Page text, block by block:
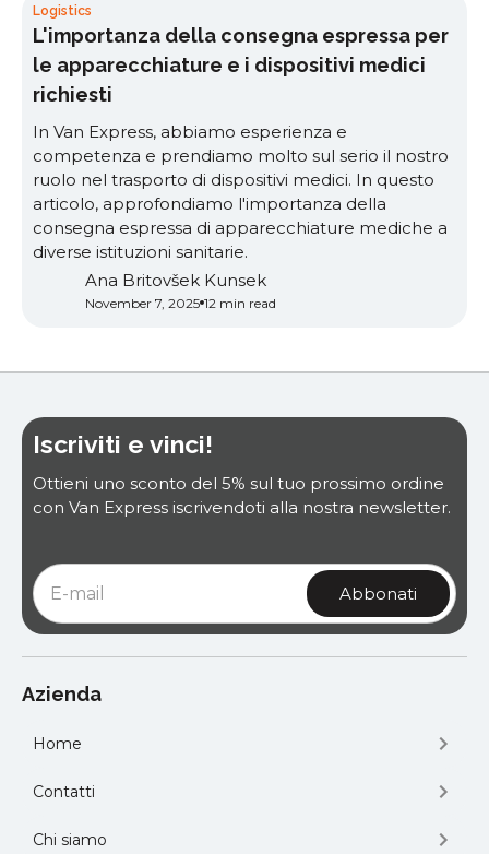
Logistics
L'importanza della consegna espressa per
le apparecchiature e i dispositivi medici
richiesti
In Van Express, abbiamo esperienza e
competenza e prendiamo molto sul serio il nostro
ruolo nel trasporto di dispositivi medici. In questo
articolo, approfondiamo l'importanza della
consegna espressa di apparecchiature mediche a
diverse istituzioni sanitarie.
Ana Britovšek Kunsek
November 7, 2025 12 min read
Iscriviti e vinci!
Ottieni uno sconto del 5% sul tuo prossimo ordine
con Van Express iscrivendoti alla nostra newsletter.
Azienda
Home
Contatti
Chi siamo